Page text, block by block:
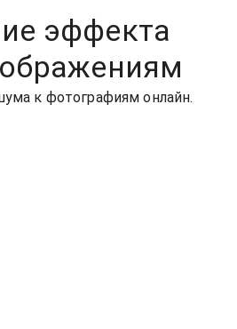
эффекта
к фотографиям онлайн.